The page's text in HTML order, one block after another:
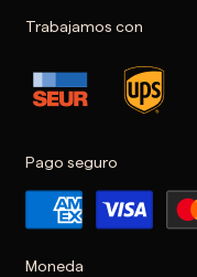
Trabajamos con
Pago seguro
Moneda